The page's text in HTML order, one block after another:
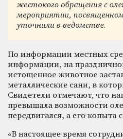
жестокого обращения с
мероприятии,
уточнили в ведомстве.
По информации местных
информации, на
истощенное животное
металлические сани, в
Свидетели отмечают, что
превышала возможности
передвигался, а его копыта
«В настоящее время